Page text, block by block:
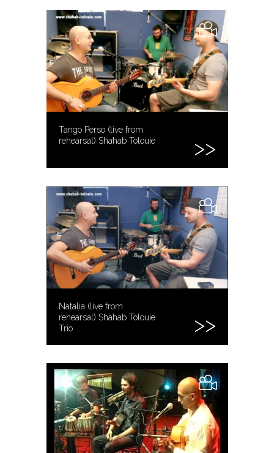
Tango Perso (live from
rehearsal) Shahab Tolouie
Natalia (live from
rehearsal) Shahab Tolouie
Trio